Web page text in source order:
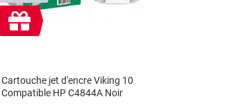
Cadeau
gratuit
Cartouche jet d'encre Viking 10
Compatible HP C4844A Noir